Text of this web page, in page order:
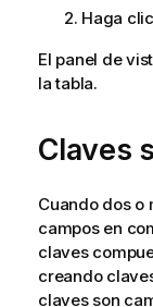
Haga
El panel de
la tabla.
Claves
Cuando dos o
campos en
claves
creando
claves son